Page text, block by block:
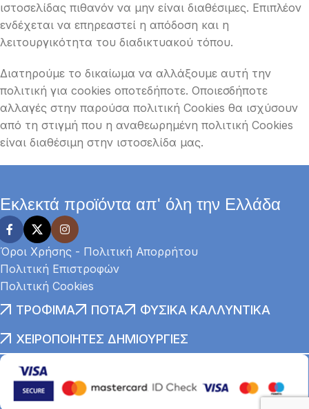
ιστοσελίδας πιθανόν να μην είναι διαθέσιμες. Επιπλέον
ενδέχεται να επηρεαστεί η απόδοση και η
λειτουργικότητα του διαδικτυακού τόπου.
Διατηρούμε το δικαίωμα να αλλάξουμε αυτή την
πολιτική για cookies οποτεδήποτε. Οποιεσδήποτε
αλλαγές στην παρούσα πολιτική Cookies θα ισχύσουν
από τη στιγμή που η αναθεωρημένη πολιτική Cookies
είναι διαθέσιμη στην ιστοσελίδα μας.
Εκλεκτά προϊόντα απ' όλη την Ελλάδα
Όροι Χρήσης - Πολιτική Απορρήτου
Πολιτική Επιστροφών
Πολιτική Cookies
ΤΡΌΦΙΜΑ ΠΟΤΆ
ΦΥΣΙΚΆ ΚΑΛΛΥΝΤΙΚΆ
ΧΕΙΡΟΠΟΊΗΤΕΣ ΔΗΜΙΟΥΡΓΊΕΣ